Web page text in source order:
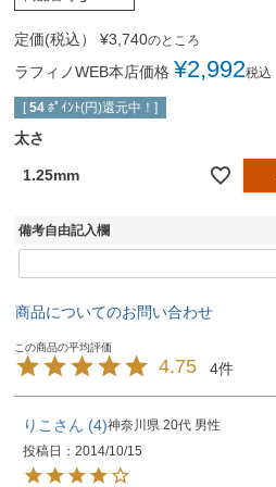
定価(税込） ¥3,740のところ
ラフィノWEB本店価格 ¥2,992税込
[ 54 ﾎﾟｲﾝﾄ(円)還元中！]
太さ
1.25mm
備考自由記入欄
商品についてのお問い合わせ
4.75 4
りこ 4 神奈川県 20代 男性
投稿日
2014/10/15